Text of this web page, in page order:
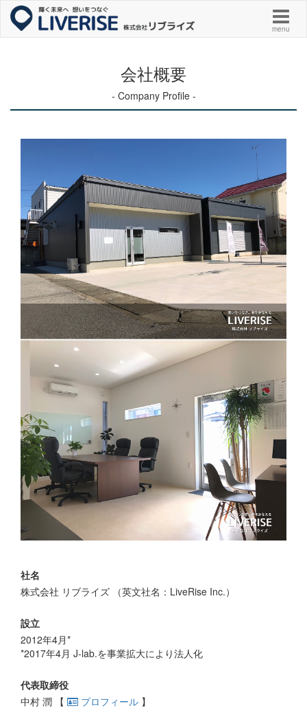
menu
会社概要
- Company Profile -
社名
株式会社 リブライズ （英文社名：LiveRise Inc.）
設立
2012年4月*
*2017年4月 J-lab.を事業拡大により法人化
代表取締役
中村 潤 【
プロフィール 】